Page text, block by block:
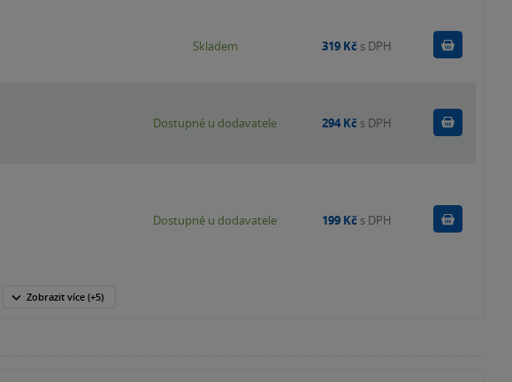
Skladem 319 Kč s DPH
Dostupné u dodavatele 294 Kč s DPH
Dostupné u dodavatele 199 Kč s DPH
Zobrazit více (+5)